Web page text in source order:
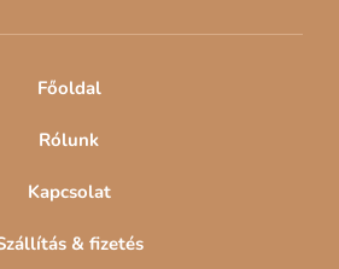
Főoldal
Rólunk
Kapcsolat
& fizetés